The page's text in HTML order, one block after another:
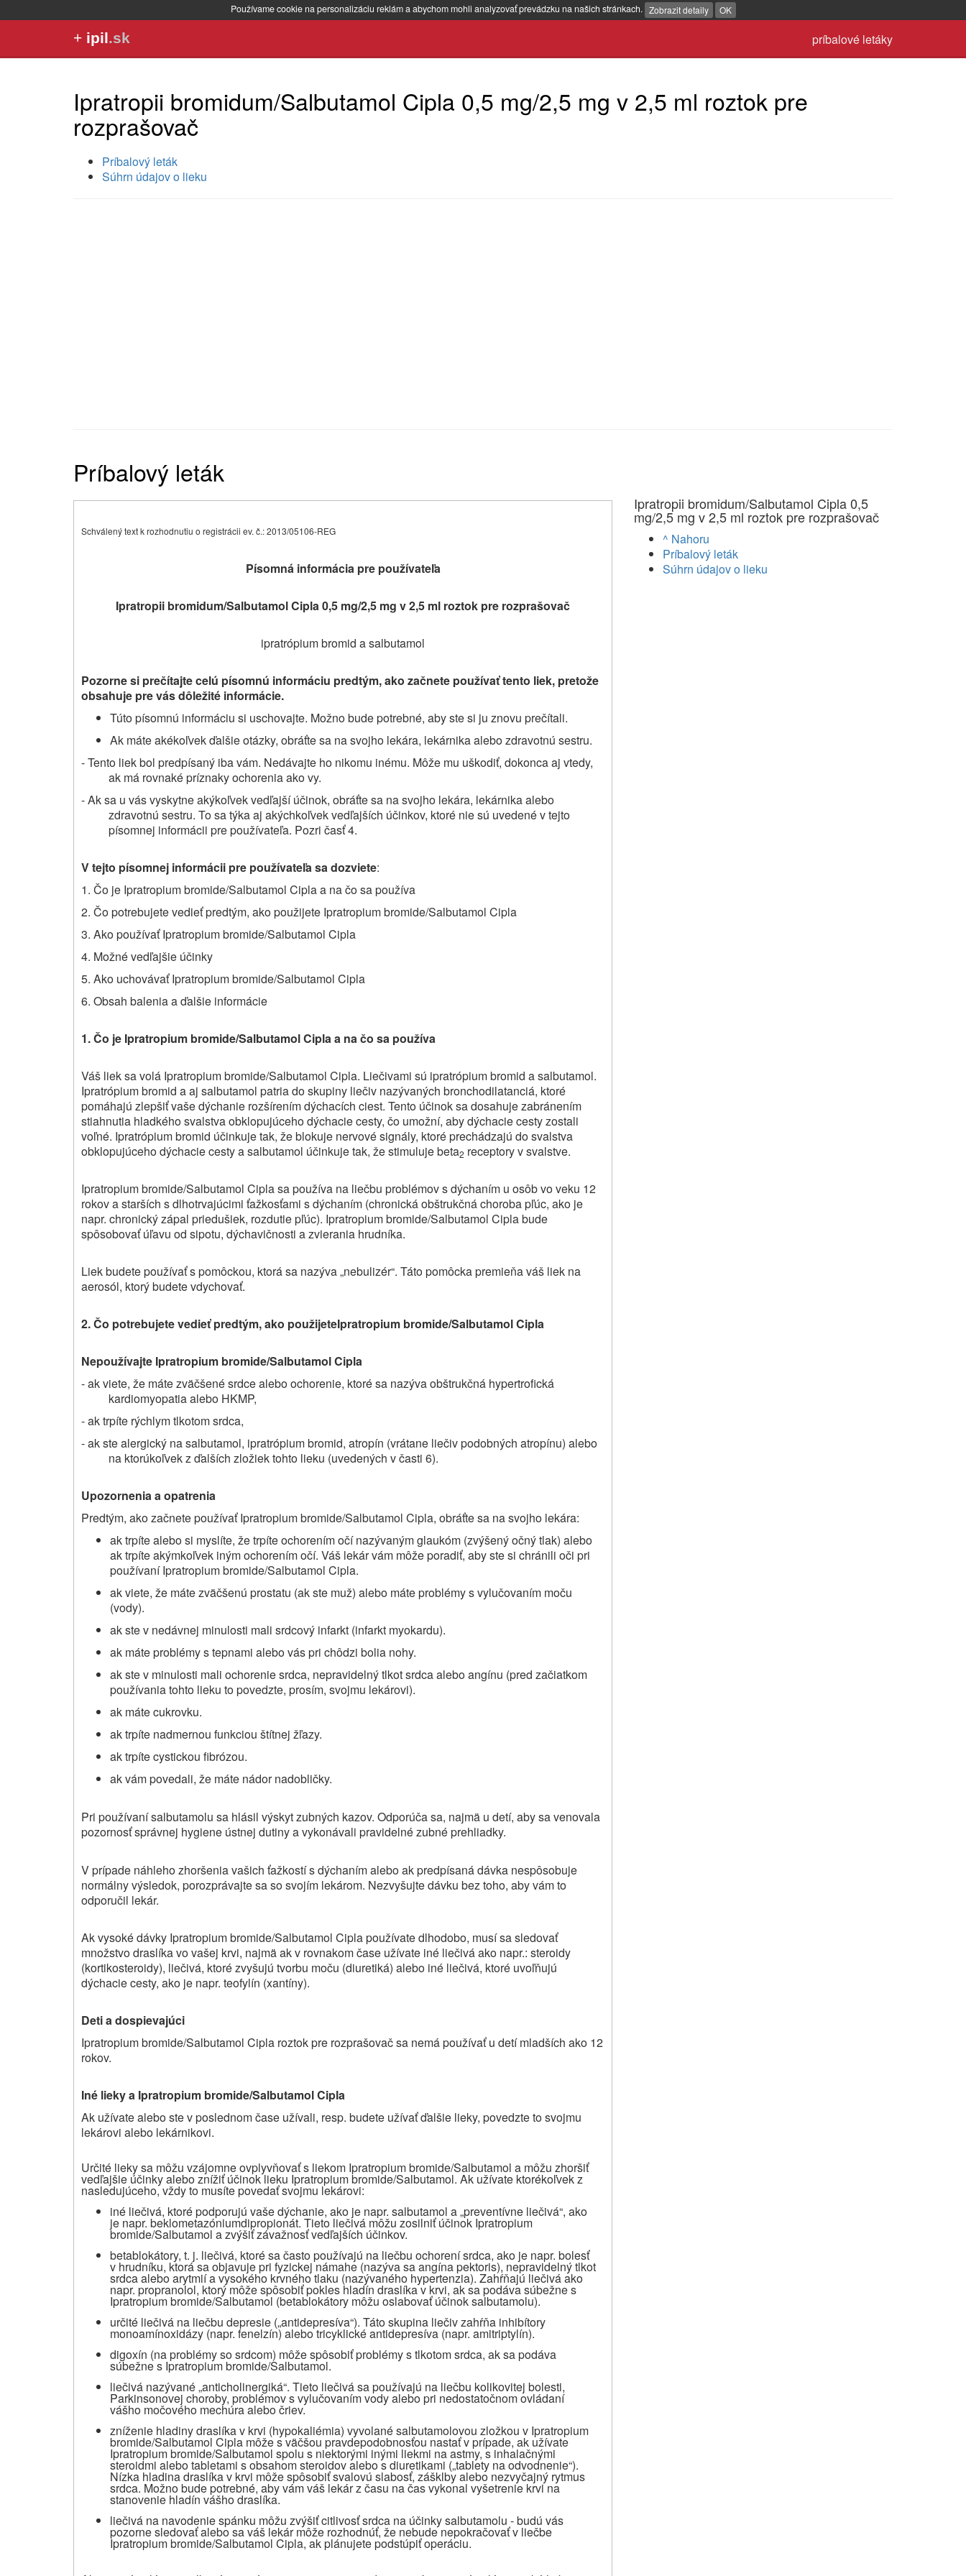
Používame cookie na personalizáciu reklám a abychom mohli analyzovať prevádzku na našich stránkach. Zobrazit detaily OK
príbalové letáky
+ ipil.sk
Ipratropii bromidum/Salbutamol Cipla 0,5 mg/2,5 mg v 2,5 ml roztok pre
rozprašovač
Príbalový leták
Súhrn údajov o lieku
Príbalový leták
Schválený text k rozhodnutiu o registrácii ev. č.: 2013/05106-REG
Písomná informácia pre používateľa
Ipratropii bromidum/Salbutamol Cipla 0,5 mg/2,5 mg v 2,5 ml roztok pre rozprašovač
ipratrópium bromid a salbutamol
Pozorne si prečítajte celú písomnú informáciu predtým, ako začnete používaťtento liek, pretože
obsahuje pre vás dôležité informácie.
Túto písomnú informáciu si uschovajte. Možno bude potrebné, aby ste si ju znovu prečítali.
Ak máte akékoľvek ďalšie otázky, obráťte sa na svojho lekára, lekárnika alebo zdravotnú sestru.
- Tento liek bol predpísaný iba vám. Nedávajte ho nikomu inému. Môže mu uškodiť, dokonca aj vtedy,
ak má rovnaké príznaky ochorenia ako vy.
- Ak sa u vás vyskytne akýkoľvek vedľajší účinok, obráťte sa na svojho lekára, lekárnika alebo
zdravotnú sestru. To sa týka aj akýchkoľvek vedľajších účinkov, ktoré nie sú uvedené v tejto
písomnej informácii pre používateľa. Pozri časť 4.
Vtejto písomnej informácii pre používateľa sa dozviete:
1. Čo je Ipratropium bromide/Salbutamol Cipla a na čo sa používa
2. Čo potrebujete vedieť predtým, ako použijete Ipratropium bromide/Salbutamol Cipla
3. Ako používať Ipratropium bromide/Salbutamol Cipla
4. Možné vedľajšie účinky
5. Ako uchovávať Ipratropium bromide/Salbutamol Cipla
6. Obsah balenia a ďalšie informácie
1. Čo je Ipratropium bromide/Salbutamol Cipla a na čo sa používa
Váš liek sa volá Ipratropium bromide/Salbutamol Cipla. Liečivami sú ipratrópium bromid a salbutamol.
Ipratrópium bromid a aj salbutamol patria do skupiny liečiv nazývaných bronchodilatanciá, ktoré
pomáhajú zlepšiť vaše dýchanie rozšírením dýchacích ciest. Tento účinok sa dosahuje zabránením
stiahnutia hladkého svalstva obklopujúceho dýchacie cesty, čo umožní, aby dýchacie cesty zostali
voľné. Ipratrópium bromid účinkuje tak, že blokuje nervové signály, ktoré prechádzajú do svalstva
obklopujúceho dýchacie cesty a salbutamol účinkuje tak, že stimuluje beta2 receptory v svalstve.
Ipratropium bromide/Salbutamol Cipla sa používa na liečbu problémov s dýchaním u osôb vo veku 12
rokov a starších s dlhotrvajúcimi ťažkosťami s dýchaním (chronická obštrukčná choroba pľúc, ako je
napr. chronický zápal priedušiek, rozdutie pľúc). Ipratropium bromide/Salbutamol Cipla bude
spôsobovať úľavu od sipotu, dýchavičnosti a zvierania hrudníka.
Liek budete používať s pomôckou, ktorá sa nazýva „nebulizér“. Táto pomôcka premieňa váš liek na
aerosól, ktorý budete vdychovať.
2. Čo potrebujete vedieť predtým, ako použijeteIpratropium bromide/Salbutamol Cipla
Nepoužívajte Ipratropium bromide/Salbutamol Cipla
- ak viete, že máte zväčšené srdce alebo ochorenie, ktoré sa nazýva obštrukčná hypertrofická
kardiomyopatia alebo HKMP,
- ak trpíte rýchlym tlkotom srdca,
- ak ste alergický na salbutamol, ipratrópium bromid, atropín (vrátane liečiv podobných atropínu) alebo
na ktorúkoľvek z ďalších zložiek tohto lieku (uvedených v časti 6).
Upozornenia a opatrenia
Predtým, ako začnete používať Ipratropium bromide/Salbutamol Cipla, obráťte sa na svojho lekára:
ak trpíte alebo si myslíte, že trpíte ochorením očí nazývaným glaukóm (zvýšený očný tlak) alebo
ak trpíte akýmkoľvek iným ochorením očí. Váš lekár vám môže poradiť, aby ste si chránili oči pri
používaní Ipratropium bromide/Salbutamol Cipla.
ak viete, že máte zväčšenú prostatu (ak ste muž) alebo máte problémy s vylučovaním moču
(vody).
ak ste v nedávnej minulosti mali srdcový infarkt (infarkt myokardu).
ak máte problémy s tepnami alebo vás pri chôdzi bolia nohy.
ak ste v minulosti mali ochorenie srdca, nepravidelný tlkot srdca alebo angínu (pred začiatkom
používania tohto lieku to povedzte, prosím, svojmu lekárovi).
ak máte cukrovku.
ak trpíte nadmernou funkciou štítnej žľazy.
ak trpíte cystickou fibrózou.
ak vám povedali, že máte nádor nadobličky.
Pri používaní salbutamolu sa hlásil výskyt zubných kazov. Odporúča sa, najmä u detí, aby sa venovala
pozornosť správnej hygiene ústnej dutiny a vykonávali pravidelné zubné prehliadky.
V prípade náhleho zhoršenia vašich ťažkostí s dýchaním alebo ak predpísaná dávka nespôsobuje
normálny výsledok, porozprávajte sa so svojím lekárom. Nezvyšujte dávku bez toho, aby vám to
odporučil lekár.
Ak vysoké dávky Ipratropium bromide/Salbutamol Cipla používate dlhodobo, musí sa sledovať
množstvo draslíka vo vašej krvi, najmä ak v rovnakom čase užívate iné liečivá ako napr.: steroidy
(kortikosteroidy), liečivá, ktoré zvyšujú tvorbu moču (diuretiká) alebo iné liečivá, ktoré uvoľňujú
dýchacie cesty, ako je napr. teofylín (xantíny).
Deti a dospievajúci
Ipratropium bromide/Salbutamol Cipla roztok pre rozprašovač sa nemá používať u detí mladších ako 12
rokov.
Iné lieky a Ipratropium bromide/Salbutamol Cipla
Ak užívate alebo ste v poslednom čase užívali, resp. budete užívať ďalšie lieky, povedzte to svojmu
lekárovi alebo lekárnikovi.
Určité lieky sa môžu vzájomne ovplyvňovať s liekom Ipratropium bromide/Salbutamol a môžu zhoršiť
vedľajšie účinky alebo znížiť účinok lieku Ipratropium bromide/Salbutamol. Ak užívate ktorékoľvek z
nasledujúceho, vždy to musíte povedať svojmu lekárovi:
iné liečivá, ktoré podporujú vaše dýchanie, ako je napr. salbutamol a „preventívne liečivá“, ako
je napr. beklometazóniumdipropionát. Tieto liečivá môžu zosilniť účinok Ipratropium
bromide/Salbutamol a zvýšiť závažnosť vedľajších účinkov.
betablokátory, t. j. liečivá, ktoré sa často používajú na liečbu ochorení srdca, ako je napr. bolesť
v hrudníku, ktorá sa objavuje pri fyzickej námahe (nazýva sa angína pektoris), nepravidelný tlkot
srdca alebo arytmií a vysokého krvného tlaku (nazývaného hypertenzia). Zahŕňajú liečivá ako
napr. propranolol, ktorý môže spôsobiť pokles hladín draslíka v krvi, ak sa podáva súbežne s
Ipratropium bromide/Salbutamol (betablokátory môžu oslabovať účinok salbutamolu).
určité liečivá na liečbu depresie („antidepresíva“). Táto skupina liečiv zahŕňa inhibítory
monoamínoxidázy (napr. fenelzín) alebo tricyklické antidepresíva (napr. amitriptylín).
digoxín (na problémy so srdcom) môže spôsobiť problémy s tlkotom srdca, ak sa podáva
súbežne s Ipratropium bromide/Salbutamol.
liečivá nazývané „anticholinergiká“. Tieto liečivá sa používajú na liečbu kolikovitej bolesti,
Parkinsonovej choroby, problémov s vylučovaním vody alebo pri nedostatočnom ovládaní
vášho močového mechúra alebo čriev.
zníženie hladiny draslíka v krvi (hypokaliémia) vyvolané salbutamolovou zložkou v Ipratropium
bromide/Salbutamol Cipla môže s väčšou pravdepodobnosťou nastať v prípade, ak užívate
Ipratropium bromide/Salbutamol spolu s niektorými inými liekmi na astmy, s inhalačnými
steroidmi alebo tabletami s obsahom steroidov alebo s diuretikami („tablety na odvodnenie“).
Nízka hladina draslíka v krvi môže spôsobiť svalovú slabosť, zášklby alebo nezvyčajný rytmus
srdca. Možno bude potrebné, aby vám váš lekár z času na čas vykonal vyšetrenie krvi na
stanovenie hladín vášho draslíka.
liečivá na navodenie spánku môžu zvýšiť citlivosť srdca na účinky salbutamolu - budú vás
pozorne sledovať alebo sa váš lekár môže rozhodnúť, že nebude nepokračovať v liečbe
Ipratropium bromide/Salbutamol Cipla, ak plánujete podstúpiť operáciu.
Ipratropii bromidum/Salbutamol Cipla 0,5
mg/2,5 mg v 2,5 ml roztok pre rozprašovač
^ Nahoru
Príbalový leták
Súhrn údajov o lieku